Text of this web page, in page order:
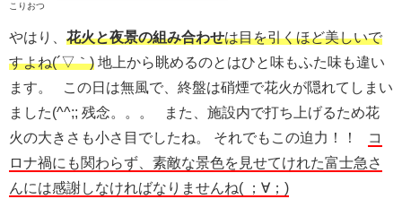
こりおつ
やはり、 花火と夜景の組み合わせは目を引くほど美しいで
すよね(´▽｀) 地上から眺めるのとはひと味もふた味も違い
ます。 この日は無風で、終盤は硝煙で花火が隠れてしまい
ました(^^;; 残念。。。 また、施設内で打ち上げるため花
火の大きさも小さ目でしたね。 それでもこの迫力！！
コ
ロナ禍にも関わらず、素敵な景色を見せてけれた富士急さ
んには感謝しなければなりませんね( ；∀；)